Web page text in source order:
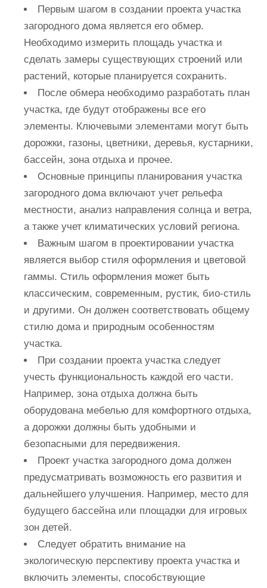
Первым шагом в создании проекта участка
загородного дома является его обмер.
Необходимо измерить площадь участка и
сделать замеры существующих строений или
растений, которые планируется сохранить.
После обмера необходимо разработать план
участка, где будут отображены все его
элементы. Ключевыми элементами могут быть
дорожки, газоны, цветники, деревья, кустарники,
бассейн, зона отдыха и прочее.
Основные принципы планирования участка
загородного дома включают учет рельефа
местности, анализ направления солнца и ветра,
а также учет климатических условий региона.
Важным шагом в проектировании участка
является выбор стиля оформления и цветовой
гаммы. Стиль оформления может быть
классическим, современным, рустик, био-стиль
и другими. Он должен соответствовать общему
стилю дома и природным особенностям
участка.
При создании проекта участка следует
учесть функциональность каждой его части.
Например, зона отдыха должна быть
оборудована мебелью для комфортного отдыха,
а дорожки должны быть удобными и
безопасными для передвижения.
Проект участка загородного дома должен
предусматривать возможность его развития и
дальнейшего улучшения. Например, место для
будущего бассейна или площадки для игровых
зон детей.
Следует обратить внимание на
экологическую перспективу проекта участка и
включить элементы, способствующие